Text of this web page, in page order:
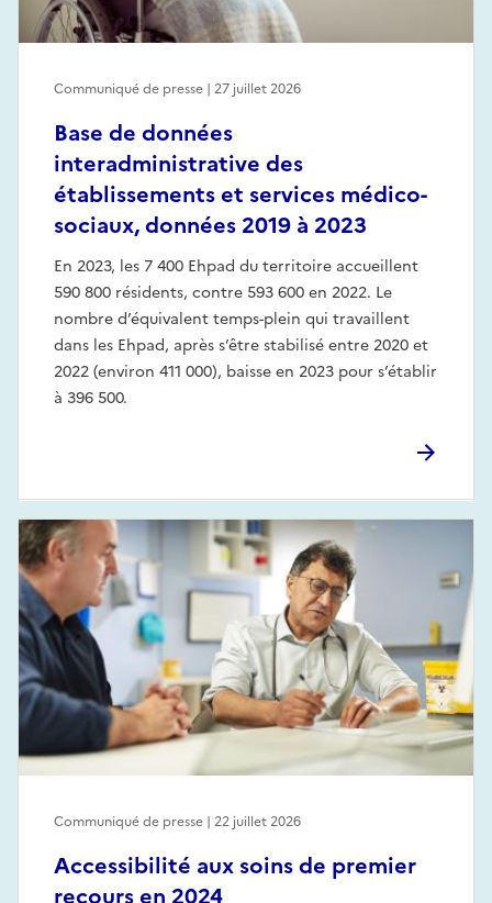
Base de données
interadministrative des
établissements et services médico-
sociaux, données 2019 à 2023
En 2023, les 7 400 Ehpad du territoire accueillent
590 800 résidents, contre 593 600 en 2022. Le
nombre d’équivalent temps-plein qui travaillent
dans les Ehpad, après s’être stabilisé entre 2020 et
2022 (environ 411 000), baisse en 2023 pour s’établir
à 396 500.
Communiqué de presse | 27 juillet 2026
Accessibilité aux soins de premier
Communiqué de presse | 22 juillet 2026